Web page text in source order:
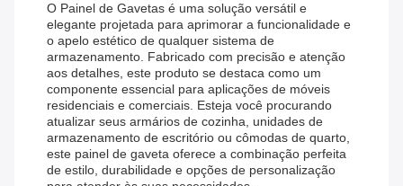
O Painel de Gavetas é uma solução versátil e
elegante projetada para aprimorar a funcionalidade e
o apelo estético de qualquer sistema de
armazenamento. Fabricado com precisão e atenção
aos detalhes, este produto se destaca como um
componente essencial para aplicações de móveis
residenciais e comerciais. Esteja você procurando
atualizar seus armários de cozinha, unidades de
armazenamento de escritório ou cômodas de quarto,
este painel de gaveta oferece a combinação perfeita
de estilo, durabilidade e opções de personalização